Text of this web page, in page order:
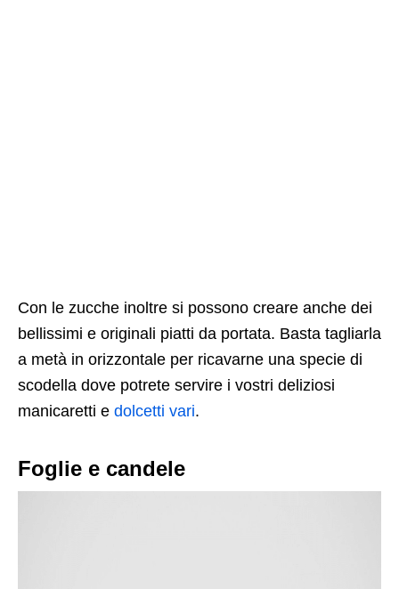
Con le zucche inoltre si possono creare anche dei
bellissimi e originali piatti da portata. Basta tagliarla
a metà in orizzontale per ricavarne una specie di
scodella dove potrete servire i vostri deliziosi
manicaretti e dolcetti vari.
Foglie e candele